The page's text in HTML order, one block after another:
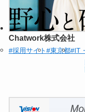
Chatwork株式会社
#採用サイト#東京都#IT